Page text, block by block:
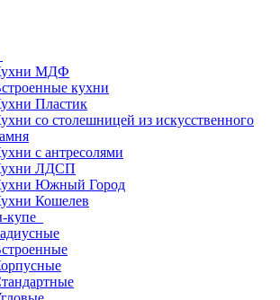
МДФ
кухни
Пластик
со столешницей из искусcтвенного
с антресолями
ЛДСП
Южный Город
Кошелев